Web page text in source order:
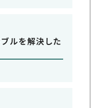
ルを解決した